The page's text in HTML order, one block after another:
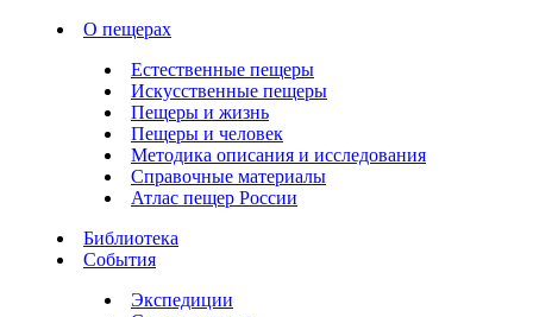
О пещерах
Естественные пещеры
Искусственные пещеры
Пещеры и жизнь
Пещеры и человек
Методика описания и исследования
Справочные материалы
Атлас пещер России
Библиотека
События
Экспедиции